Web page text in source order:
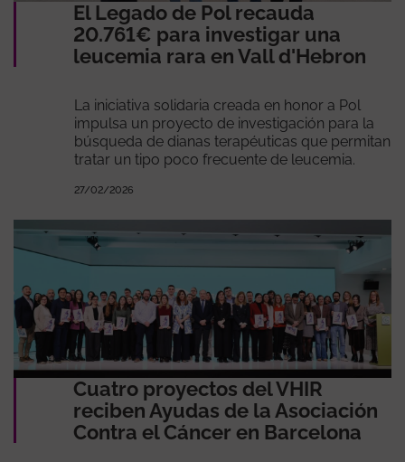
El Legado de Pol recauda
20.761€ para investigar una
leucemia rara en Vall d'Hebron
La iniciativa solidaria creada en honor a Pol
impulsa un proyecto de investigación para la
búsqueda de dianas terapéuticas que permitan
tratar un tipo poco frecuente de leucemia.
27/02/2026
Cuatro proyectos del VHIR
reciben Ayudas de la Asociación
Contra el Cáncer en Barcelona